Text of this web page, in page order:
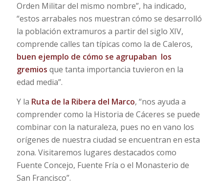
Orden Militar del mismo nombre”, ha indicado,
“estos arrabales nos muestran cómo se desarrolló
la población extramuros a partir del siglo XIV,
comprende calles tan típicas como la de Caleros,
buen ejemplo de cómo se agrupaban los
gremios que tanta importancia tuvieron en la
edad media”.
Y la Ruta de la Ribera del Marco, “nos ayuda a
comprender como la Historia de Cáceres se puede
combinar con la naturaleza, pues no en vano los
orígenes de nuestra ciudad se encuentran en esta
zona. Visitaremos lugares destacados como
Fuente Concejo, Fuente Fría o el Monasterio de
San Francisco”.